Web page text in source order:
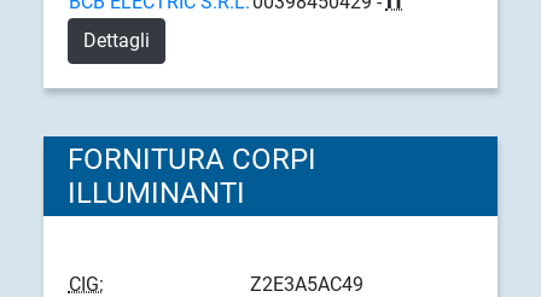
Dettagli
FORNITURA CORPI
ILLUMINANTI
CIG:
Z2E3A5AC49